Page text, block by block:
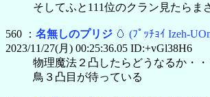
そしてふと111位のクラン見たらま
560 ： 名無しのプリジ 🥚 (ﾌﾟｯﾁｮｲ Izeh-
2023/11/27(月) 00:25:36.05 ID:+vGl38H6
物理魔法２凸したらどうなるか・・
鳥３凸目が待っている